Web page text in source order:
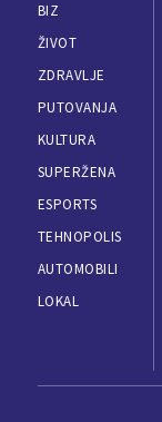
BIZ
ŽIVOT
ZDRAVLJE
PUTOVANJA
KULTURA
SUPERŽENA
ESPORTS
TEHNOPOLIS
AUTOMOBILI
LOKAL